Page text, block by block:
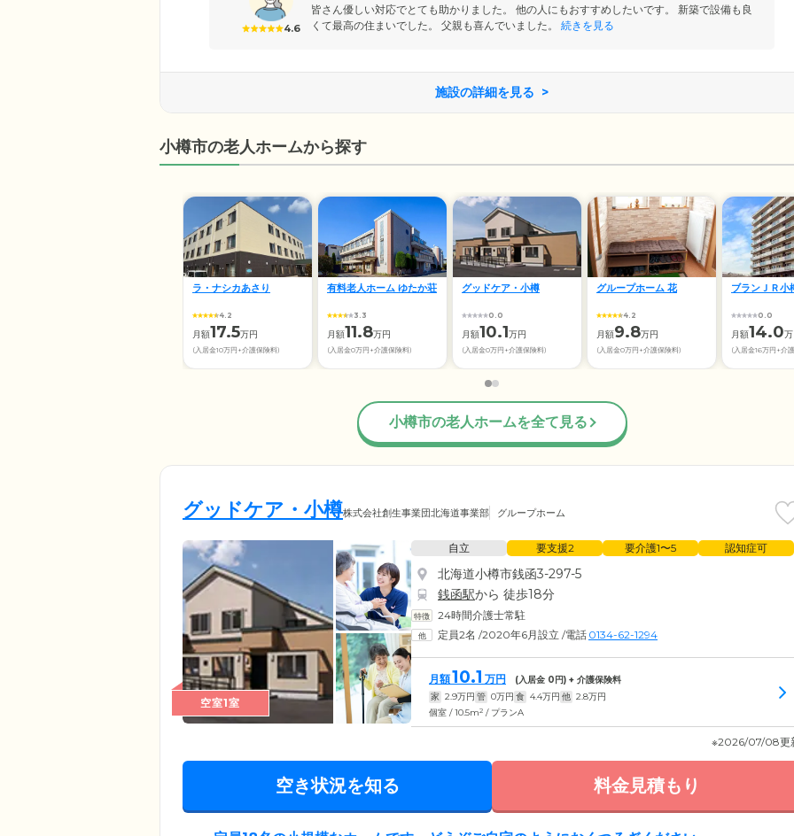
置」駅より徒歩9分。ご家族様のご来訪にも便利な立地です。
4.6
皆さん優しい対応でとても助かりました。 他の人にもおすすめしたいです。 新築で設備も良
くて最高の住まいでした。 父親も喜んでいました。
続きを見る
施設の詳細を見る
小樽市の老人ホームから探す
ラ・ナシカあさり
4.2
月額17.5万円
(入居金10万円+介護保険料)
有料老人ホーム ゆたか荘
3.3
月額11.8万円
(入居金0万円+介護保険料)
グッドケア・小樽
0.0
月額10.1万円
(入居金0万円+介護保険料)
グループホーム 花
4.2
月額9.8万円
(入居金0万円+介護保険料)
ブランＪＲ小
0.0
月額14.0
(入居金16万円+介
小樽市の老人ホームを全て見る
グッドケア・小樽株式会社創生事業団北海道事業部 グループホーム
空室1室
自立 要支援2 要介護1〜5 認知症可
北海道小樽市銭函3-297-5
銭函駅から 徒歩18分
24時間介護士常駐
定員2名 /2020年6月設立 /電話 0134-62-1294
月額10.1 万円 (入居金 0 円) + 介護保険料
家 2.9万円 管 0万円 食 4.4万円 他 2.8万円
個室 / 10.5m2 / プランA
※2026/07/08更
空き状況を知る 料金見積もり